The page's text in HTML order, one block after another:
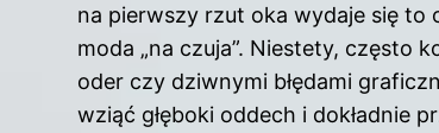
na pierwszy rzut oka wydaje się
moda „na czuja”. Niestety, często
oder czy dziwnymi błędami
wziąć głęboki oddech i dokładnie